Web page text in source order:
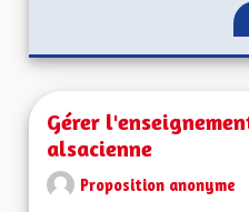
Gérer
alsacienne
Proposition anonyme